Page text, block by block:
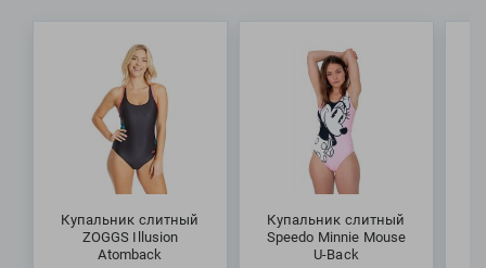
Специалисты Proswim рекомендуют купальник Mesh
Panels Closed Back от бренда Arena девушкам для занятий
в бассейне и отдыха на пляже.
МАТЕРИАЛЫ: 74% полиамид, 26% эластан
Купальник слитный
ZOGGS Illusion
Atomback
Купальник слитный
Speedo Minnie Mouse
U-Back